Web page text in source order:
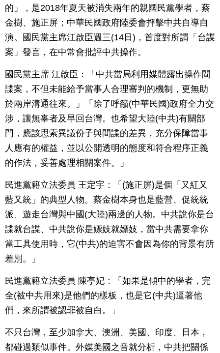
的」，是2018年夏天被消失兩年的親國民黨學者，蔡
金樹、施正屏；中華民國政府陸委會抨擊中共自導自
演。國民黨主席江啟臣週三(14日)，首度對所謂「台諜
案」發言，在中常會批評中共操作。
國民黨主席 江啟臣：「中共當局利用媒體露出操作間
諜案，不但未能給予當事人合理審判的機制，更無助
於兩岸溝通往來。」「除了呼籲(中華民國)政府全力交
涉，讓無辜者及早回台灣。也希望大陸(中共)有關部
門，應該思索異議份子與間諜的差異，充分保障當事
人應有的權益，並以公開透明的態度和符合程序正義
的作法，妥善處理相關案件。」
民進黨籍立法委員 王定宇：「(施正屏)是個「又紅又
藍又統」的典型人物。蔡金樹本身也是藍營、促統統
派、遊走台灣與中國(大陸)兩邊的人物。中共說你是台
諜就台諜、中共說你是嫖妓就嫖妓，當中共需要拿你
當工具使用時，它(中共)的迫害不會因為你的背景有所
差別。」
民進黨籍立法委員 陳亭妃：「如果是傾中的學者，完
全(被中共用來)是他們的樣板，也是它(中共)逼著他
們，來所謂被認罪被自白。」
不只台灣，至少加拿大、澳洲、美國、印度、日本，
都碰過類似事件。外媒美國之音就分析，中共把關係